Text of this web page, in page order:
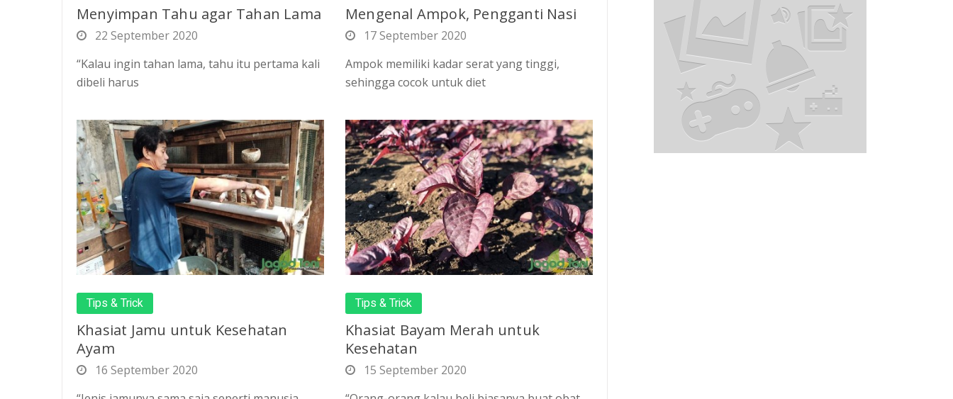
Menyimpan Tahu agar Tahan Lama
22 September 2020
“Kalau ingin tahan lama, tahu itu pertama kali
dibeli harus
Mengenal Ampok, Pengganti Nasi
17 September 2020
Ampok memiliki kadar serat yang tinggi,
sehingga cocok untuk diet
Tips & Trick
Khasiat Jamu untuk Kesehatan
Ayam
16 September 2020
Tips & Trick
Khasiat Bayam Merah untuk
Kesehatan
15 September 2020